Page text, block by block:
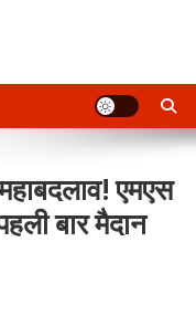
एमएस
बार मैदान